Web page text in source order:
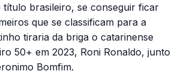
brasileiro, se conseguir ficar
que se classificam para a
tiraria da briga o catarinense
50+ em 2023, Roni Ronaldo, junto
Bomfim.